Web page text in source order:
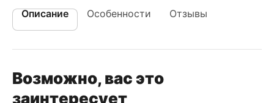
Описание Особенности Отзывы
Возможно, вас это
заинтересует